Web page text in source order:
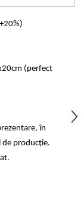
(perfect
în
de producție.